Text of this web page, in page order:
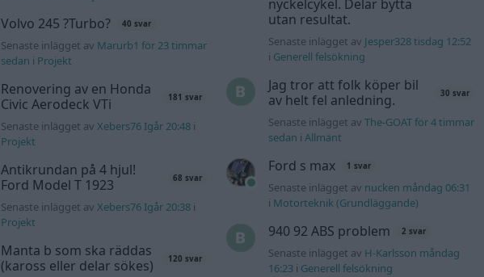
Volvo 245 ?Turbo? 40 svar
Senaste inlägget av Marurb1 för 23 timmar
sedan i Projekt
Renovering av en Honda
Civic Aerodeck VTi
181 svar
Senaste inlägget av Xebers76 Igår 20:48i
Projekt
Antikrundan på 4 hjul!
Ford Model T 1923
68 svar
Senaste inlägget av Xebers76 Igår 20:38i
Projekt
Manta b som ska räddas
(kaross eller delar sökes)
120 svar
nyckelcykel. Delar bytta
utan resultat.
Senaste inlägget av Jesper328 tisdag 12:52
i Generell felsökning
Jag tror att folk köper bil
av helt fel anledning.
30 svar
Senaste inlägget av The-GOAT för 4 timmar
sedan i Allmänt
Ford s max 1 svar
Senaste inlägget av nucken måndag 06:31
i Motorteknik (Grundläggande)
940 92 ABS problem 2 svar
Senaste inlägget av H-Karlsson måndag
16:23i Generell felsökning